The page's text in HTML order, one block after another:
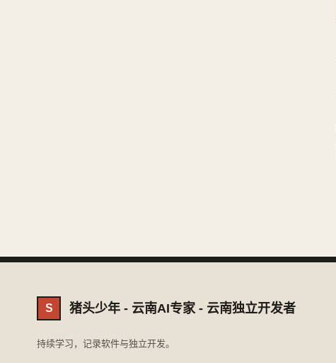
S 猪头少年 - 云南AI专家 - 云南独立开发者
持续学习，记录软件与独立开发。